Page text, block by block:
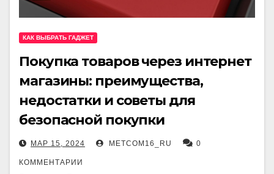
КАК ВЫБРАТЬ ГАДЖЕТ
Покупка товаров через интернет
магазины: преимущества,
недостатки и советы для
безопасной покупки
МАР 15, 2024 METCOM16_RU 0
КОММЕНТАРИИ